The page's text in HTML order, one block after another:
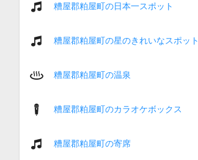
糟屋郡粕屋町の日本一スポット
糟屋郡粕屋町の星のきれいなスポット
糟屋郡粕屋町の温泉
糟屋郡粕屋町のカラオケボックス
糟屋郡粕屋町の寄席